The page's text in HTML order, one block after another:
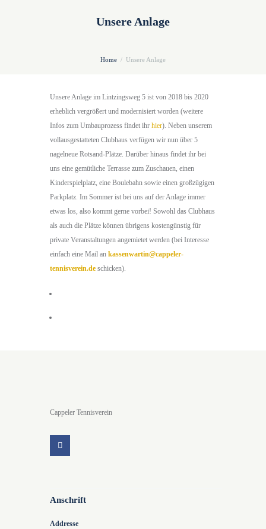
Unsere Anlage
Home Unsere Anlage
Unsere Anlage im Lintzingsweg 5 ist von 2018 bis 2020
erheblich vergrößert und modernisiert worden (weitere
Infos zum Umbauprozess findet ihr hier). Neben unserem
vollausgestatteten Clubhaus verfügen wir nun über 5
nagelneue Rotsand-Plätze. Darüber hinaus findet ihr bei
uns eine gemütliche Terrasse zum Zuschauen, einen
Kinderspielplatz, eine Boulebahn sowie einen großzügigen
Parkplatz. Im Sommer ist bei uns auf der Anlage immer
etwas los, also kommt gerne vorbei! Sowohl das Clubhaus
als auch die Plätze können übrigens kostengünstig für
private Veranstaltungen angemietet werden (bei Interesse
einfach eine Mail an kassenwartin@cappeler-
tennisverein.de schicken).
Cappeler Tennisverein
Anschrift
Addresse